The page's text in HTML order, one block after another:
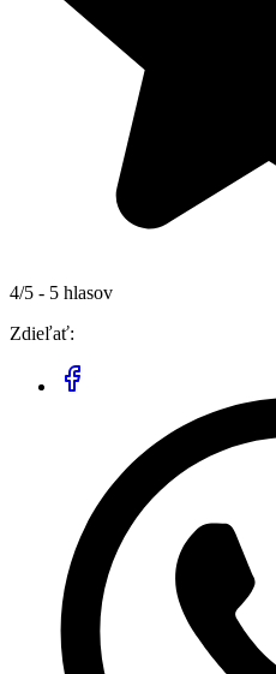
4/5 - 5 hlasov
Zdieľať: